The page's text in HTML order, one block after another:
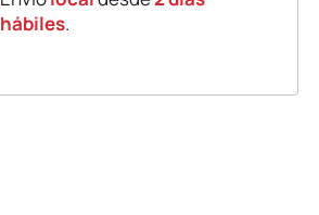
hábiles.